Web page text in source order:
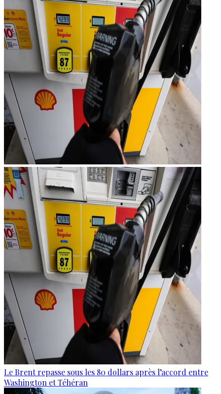
Le Brent repasse sous les 80 dollars après l’accord entre
Washington et Téhéran